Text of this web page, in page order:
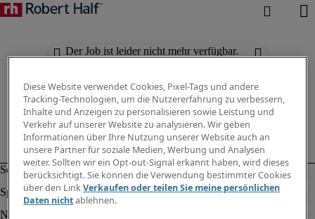
Der Job ist leider nicht mehr verfügbar.
Diese Website verwendet Cookies, Pixel-Tags und andere
Tracking-Technologien, um die Nutzererfahrung zu verbessern,
Inhalte und Anzeigen zu personalisieren sowie Leistung und
Verkehr auf unserer Website zu analysieren. Wir geben
Informationen über Ihre Nutzung unserer Website auch an
unsere Partner für soziale Medien, Werbung und Analysen
weiter. Sollten wir ein Opt-out-Signal erkannt haben, wird dieses
berücksichtigt. Sie können die Verwendung bestimmter Cookies
über den LinkVerkaufen oder teilen Sie meine persönlichen
Daten nichtablehnen.